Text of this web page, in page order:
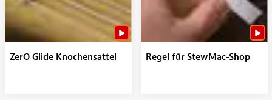
ZerO Glide Knochensattel Regel für StewMac-Shop